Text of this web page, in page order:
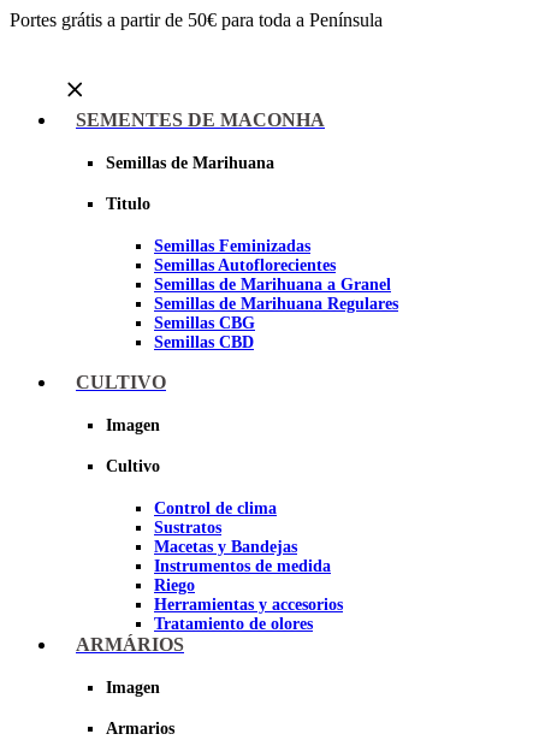
Portes grátis a partir de 50€ para toda a Península
SEMENTES DE MACONHA
Semillas de Marihuana
Titulo
Semillas Feminizadas
Semillas Autoflorecientes
Semillas de Marihuana a Granel
Semillas de Marihuana Regulares
Semillas CBG
Semillas CBD
Sheer seeds
CULTIVO
Imagen
Cultivo
Control de clima
Sustratos
Macetas y Bandejas
Instrumentos de medida
Riego
Herramientas y accesorios
Tratamiento de olores
Insecticidas y fungicidas
Papel Reflectante para Cultivo de
ARMÁRIOS
Imagen
Armarios